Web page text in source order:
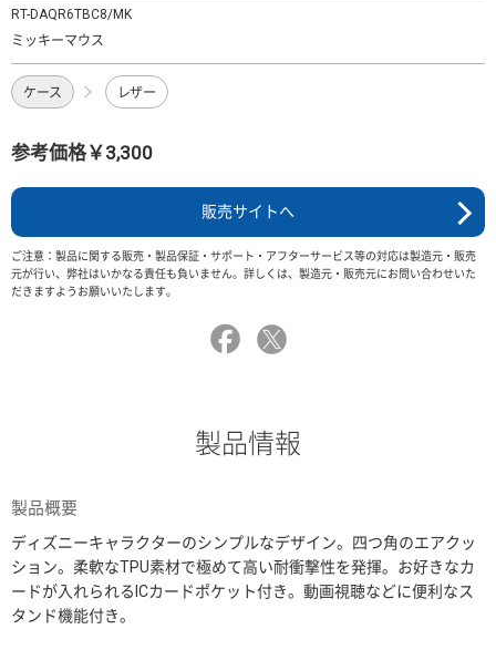
RT-DAQR6TBC8/MK
ミッキーマウス
ケース レザー
参考価格￥3,300
販売サイトへ
ご注意：製品に関する販売・製品保証・サポート・アフターサービス等の対応は製造元・販売
元が行い、弊社はいかなる責任も負いません。詳しくは、製造元・販売元にお問い合わせいた
だきますようお願いいたします。
製品情報
製品概要
ディズニーキャラクターのシンプルなデザイン。四つ角のエアクッ
ション。柔軟なTPU素材で極めて高い耐衝撃性を発揮。お好きなカ
ードが入れられるICカードポケット付き。動画視聴などに便利なス
タンド機能付き。